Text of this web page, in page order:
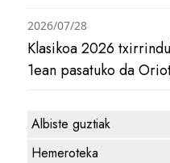
Klasikoa 2026
1ean pasatuko da
2026/07/28
Albiste guztiak
Hemeroteka